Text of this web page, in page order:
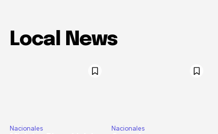
Local News
Nacionales Nacionales